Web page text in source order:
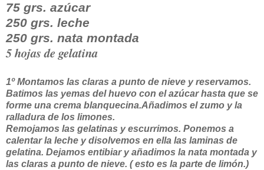
75 grs. azúcar
250 grs. leche
250 grs. nata montada
5 hojas de gelatina
1º Montamos las claras a punto de nieve y reservamos.
Batimos las yemas del huevo con el azúcar hasta que se
forme una crema blanquecina.Añadimos el zumo y la
ralladura de los limones.
Remojamos las gelatinas y escurrimos. Ponemos a
calentar la leche y disolvemos en ella las laminas de
gelatina. Dejamos entibiar y añadimos la nata montada y
las claras a punto de nieve. ( esto es la parte de limón.)